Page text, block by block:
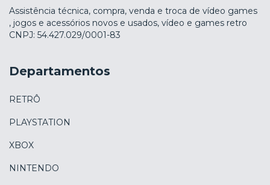
Assistência técnica, compra, venda e troca de vídeo games
, jogos e acessórios novos e usados, vídeo e games retro
CNPJ: 54.427.029/0001-83
Departamentos
RETRÔ
PLAYSTATION
XBOX
NINTENDO